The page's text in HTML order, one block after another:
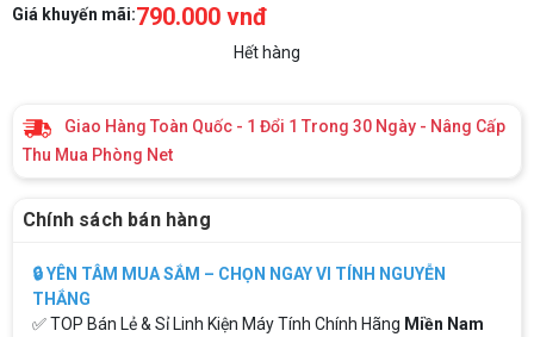
Giá khuyến mãi:790.000 vnđ
Hết hàng
Giao Hàng Toàn Quốc - 1 Đổi 1 Trong 30 Ngày - Nâng Cấp
Thu Mua Phòng Net
Chính sách bán hàng
🔒 YÊN TÂM MUA SẮM – CHỌN NGAY VI TÍNH NGUYỄN
THẮNG
✅ TOP Bán Lẻ & Sỉ Linh Kiện Máy Tính Chính Hãng Miền Nam